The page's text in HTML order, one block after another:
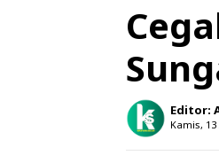
Editor:
Kamis, 13